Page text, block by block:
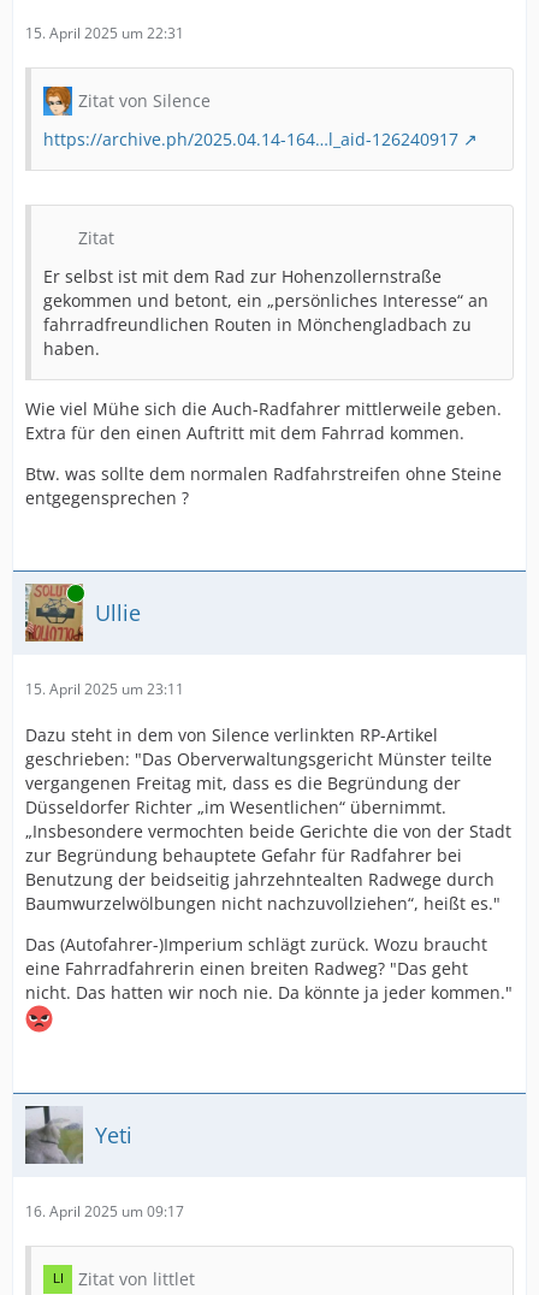
15. April 2025 um 22:31
Zitat von Silence
https://archive.ph/2025.04.14-164…l_aid-126240917
Zitat
Er selbst ist mit dem Rad zur Hohenzollernstraße
gekommen und betont, ein „persönliches Interesse“ an
fahrradfreundlichen Routen in Mönchengladbach zu
haben.
Wie viel Mühe sich die Auch-Radfahrer mittlerweile geben.
Extra für den einen Auftritt mit dem Fahrrad kommen.
Btw. was sollte dem normalen Radfahrstreifen ohne Steine
entgegensprechen ?
Online
Ullie
15. April 2025 um 23:11
Dazu steht in dem von Silence verlinkten RP-Artikel
geschrieben: "Das Oberverwaltungsgericht Münster teilte
vergangenen Freitag mit, dass es die Begründung der
Düsseldorfer Richter „im Wesentlichen“ übernimmt.
„Insbesondere vermochten beide Gerichte die von der Stadt
zur Begründung behauptete Gefahr für Radfahrer bei
Benutzung der beidseitig jahrzehntealten Radwege durch
Baumwurzelwölbungen nicht nachzuvollziehen“, heißt es."
Das (Autofahrer-)Imperium schlägt zurück. Wozu braucht
eine Fahrradfahrerin einen breiten Radweg? "Das geht
nicht. Das hatten wir noch nie. Da könnte ja jeder kommen."
Yeti
16. April 2025 um 09:17
Zitat von littlet